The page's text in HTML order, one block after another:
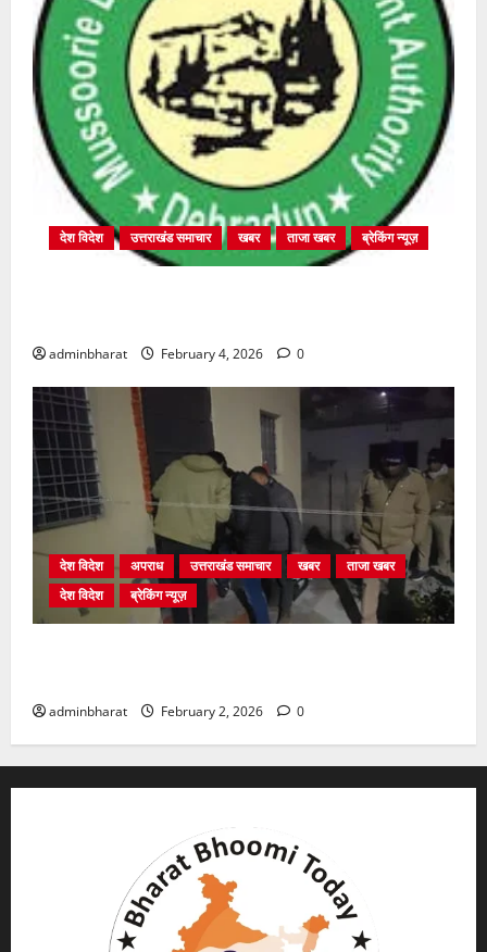
देश विदेश उत्तराखंड समाचार खबर ताजा खबर ब्रेकिंग न्यूज़
adminbharat February 4, 2026 0
देश विदेश अपराध उत्तराखंड समाचार खबर
ताजा खबर
देश विदेश
ब्रेकिंग न्यूज़
adminbharat February 2, 2026 0